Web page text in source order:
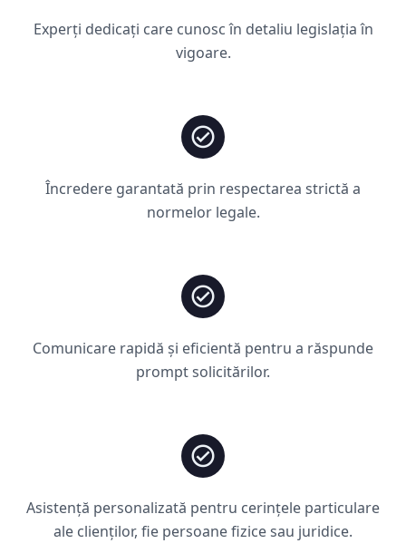
Experți dedicați care cunosc în detaliu legislația în
vigoare.
Încredere garantată prin respectarea strictă a
normelor legale.
Comunicare rapidă și eficientă pentru a răspunde
prompt solicitărilor.
Asistență personalizată pentru cerințele particulare
ale clienților, fie persoane fizice sau juridice.